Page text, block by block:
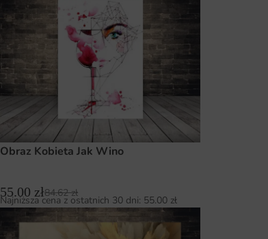
Obraz Kobieta Jak Wino
55.00 zł84.62zł
Najniższa cena z ostatnich 30 dni: 55.00 zł